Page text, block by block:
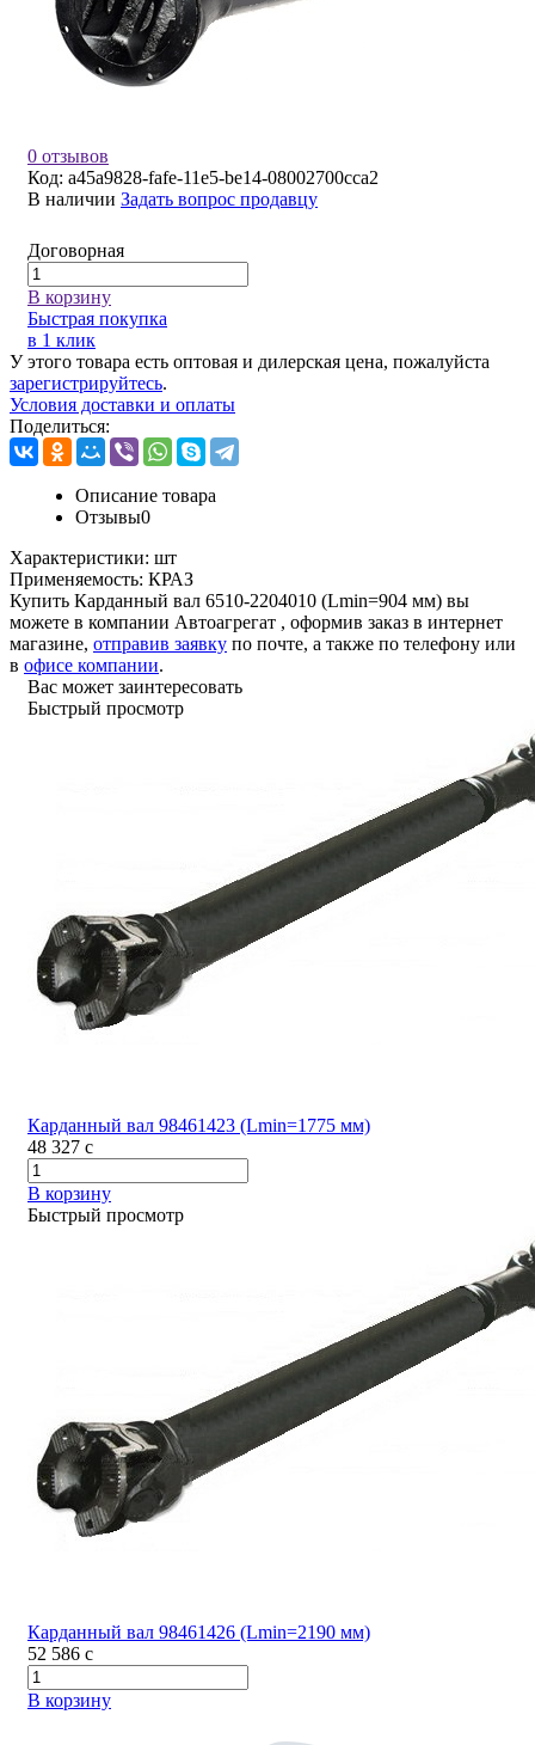
0 отзывов
Код: a45a9828-fafe-11e5-be14-08002700cca2
В наличии Задать вопрос продавцу
Договорная
В корзину
Быстрая покупка
в 1 клик
У этого товара есть оптовая и дилерская цена, пожалуйста
зарегистрируйтесь.
Условия доставки и оплаты
Поделиться:
Описание товара
Отзывы0
Характеристики: шт
Применяемость: КРАЗ
Купить Карданный вал 6510-2204010 (Lmin=904 мм) вы
можете в компании Автоагрегат , оформив заказ в интернет
магазине, отправив заявку по почте, а также по телефону или
в офисе компании.
Вас может заинтересовать
Быстрый просмотр
Карданный вал 98461423 (Lmin=1775 мм)
48 327 c
В корзину
Быстрый просмотр
Карданный вал 98461426 (Lmin=2190 мм)
52 586 c
В корзину